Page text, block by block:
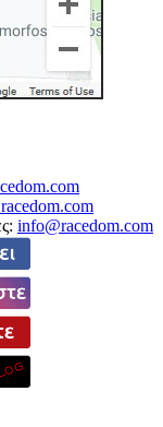
info@racedom.com